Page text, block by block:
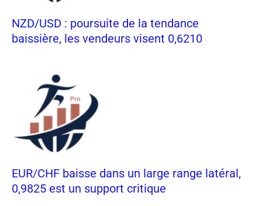
NZD/USD : poursuite de la tendance
baissière, les vendeurs visent 0,6210
EUR/CHF baisse dans un large range latéral,
0,9825 est un support critique